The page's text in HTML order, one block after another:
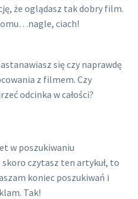
że oglądasz tak dobry film.
ciach!
się czy naprawdę
z filmem. Czy
odcinka w całości?
w poszukiwaniu
czytasz ten artykuł, to
koniec poszukiwań i
Tak!